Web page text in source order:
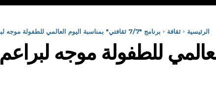
الرئيسية ثقافة برنامج "7/7 ثقافتي" بمناسبة اليوم العالمي للطفولة موجه لبراعم الجزائر
العالمي للطفولة موجه لبراعم